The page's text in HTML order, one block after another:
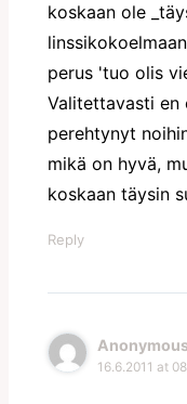
koskaan ole
perus 'tuo olis
Valitettavasti en
perehtynyt
mikä on hyvä,
koskaan täysin
Reply
16.6.2011 at